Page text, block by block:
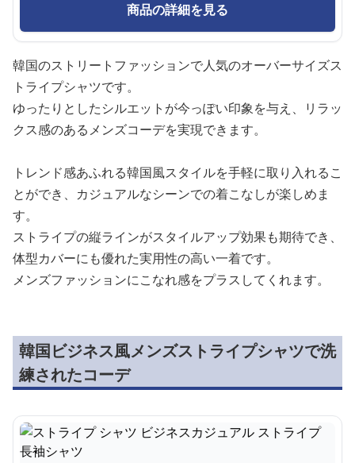
商品の詳細を見る
韓国のストリートファッションで人気のオーバーサイズス
トライプシャツです。
ゆったりとしたシルエットが今っぽい印象を与え、リラッ
クス感のあるメンズコーデを実現できます。
トレンド感あふれる韓国風スタイルを手軽に取り入れるこ
とができ、カジュアルなシーンでの着こなしが楽しめま
す。
ストライプの縦ラインがスタイルアップ効果も期待でき、
体型カバーにも優れた実用性の高い一着です。
メンズファッションにこなれ感をプラスしてくれます。
韓国ビジネス風メンズストライプシャツで洗
練されたコーデ